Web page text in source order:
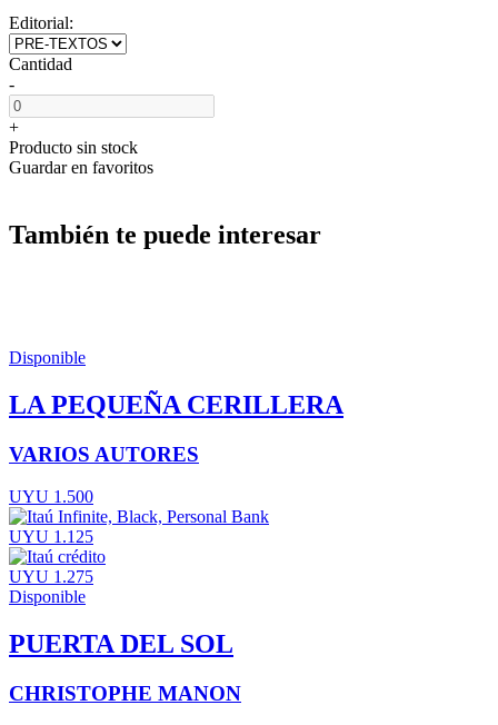
Editorial:
Cantidad
-
+
Producto sin stock
Guardar en favoritos
También te puede interesar
Disponible
LA PEQUEÑA CERILLERA
VARIOS AUTORES
UYU 1.500
UYU 1.125
UYU 1.275
Disponible
PUERTA DEL SOL
CHRISTOPHE MANON